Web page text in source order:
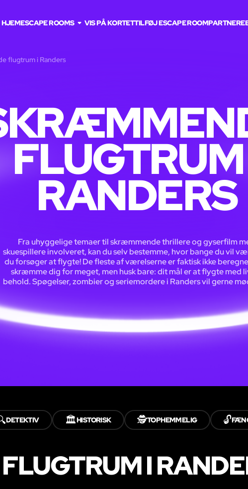
HJEMESCAPE ROOMS VIS PÅ KORTETTILFØJ ESCAPE ROOMPARTNERE
flugtrum i Randers
RANDERS
Fra uhyggelige temaer til skræmmende thrillere og gyserfilm
skuespillere involveret, kan du selv bestemme, hvor bange du vil
du forsøger at flygte! De fleste af værelserne er faktisk ikke
skræmme dig for meget, men husk bare: dit mål er at flygte med
behold. Spøgelser, zombier og seriemordere i Randers vil gerne
DETEKTIV 🏛️HISTORISK 🕵️TOPHEMMELIG 🔓
I